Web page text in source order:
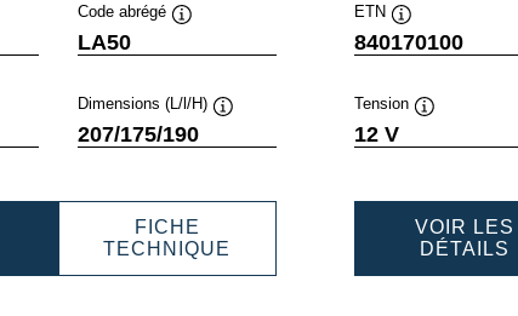
Code abrégé
LA50
Dimensions (L/l/H)
207/175/190
PROFESSIONAL
FICHE
TECHNIQUE
ETN
Infobulle
840170100
Tension
12 V
VOIR LES
DÉTAILS